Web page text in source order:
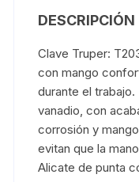
DESCRIPCIÓN
Clave Truper:
con mango
durante el
vanadio, con
corrosión y
evitan que la
Alicate de punta